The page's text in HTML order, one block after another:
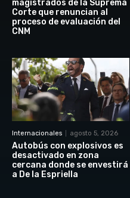
magistrados de la Suprema
Corte que renuncian al
proceso de evaluación del
CNM
Internacionales agosto 5, 2026
Autobús con explosivos es
desactivado en zona
cercana donde se envestirá
a De la Espriella